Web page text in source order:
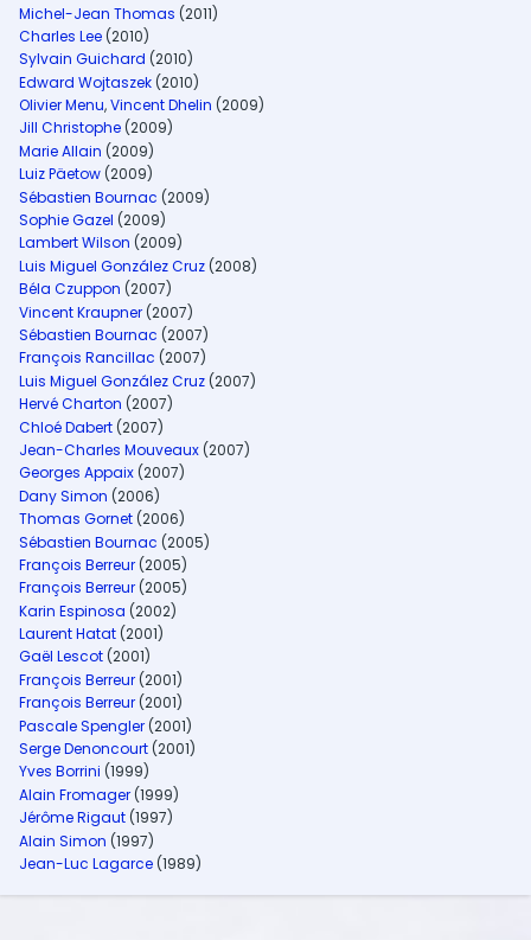
Michel-Jean Thomas (2011)
Charles Lee (2010)
Sylvain Guichard (2010)
Edward Wojtaszek (2010)
Olivier Menu,Vincent Dhelin (2009)
Jill Christophe (2009)
Marie Allain (2009)
Luiz Päetow (2009)
Sébastien Bournac (2009)
Sophie Gazel (2009)
Lambert Wilson (2009)
Luis Miguel González Cruz (2008)
Béla Czuppon (2007)
Vincent Kraupner (2007)
Sébastien Bournac (2007)
François Rancillac (2007)
Luis Miguel González Cruz (2007)
Hervé Charton (2007)
Chloé Dabert (2007)
Jean-Charles Mouveaux (2007)
Georges Appaix (2007)
Dany Simon (2006)
Thomas Gornet (2006)
Sébastien Bournac (2005)
François Berreur (2005)
François Berreur (2005)
Karin Espinosa (2002)
Laurent Hatat (2001)
Gaël Lescot (2001)
François Berreur (2001)
François Berreur (2001)
Pascale Spengler (2001)
Serge Denoncourt (2001)
Yves Borrini (1999)
Alain Fromager (1999)
Jérôme Rigaut (1997)
Alain Simon (1997)
Jean-Luc Lagarce (1989)